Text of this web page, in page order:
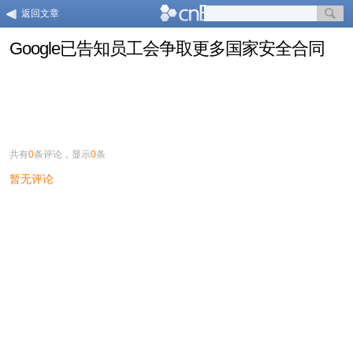
返回文章
Google已告知员工会争取更多国家安全合同
共有0条评论，显示0条
暂无评论